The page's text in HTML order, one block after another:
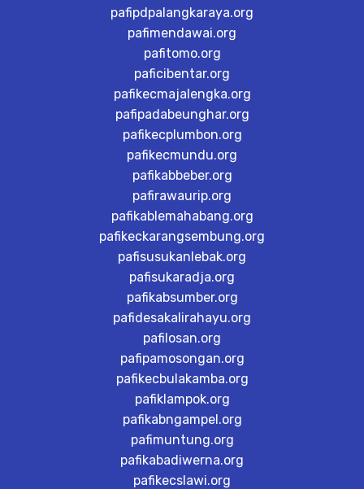
pafipdpalangkaraya.org
pafimendawai.org
pafitomo.org
paficibentar.org
pafikecmajalengka.org
pafipadabeunghar.org
pafikecplumbon.org
pafikecmundu.org
pafikabbeber.org
pafirawaurip.org
pafikablemahabang.org
pafikeckarangsembung.org
pafisusukanlebak.org
pafisukaradja.org
pafikabsumber.org
pafidesakalirahayu.org
pafilosan.org
pafipamosongan.org
pafikecbulakamba.org
pafiklampok.org
pafikabngampel.org
pafimuntung.org
pafikabadiwerna.org
pafikecslawi.org